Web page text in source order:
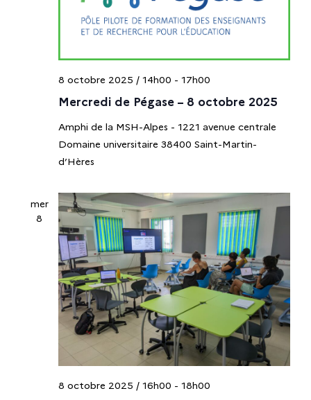
Mercredi de Pégase – 8 octobre 2025
8 octobre 2025 / 14h00 - 17h00
Amphi de la MSH-Alpes - 1221 avenue centrale
Domaine universitaire 38400 Saint-Martin-
d’Hères
mer
8
8 octobre 2025 / 16h00 - 18h00